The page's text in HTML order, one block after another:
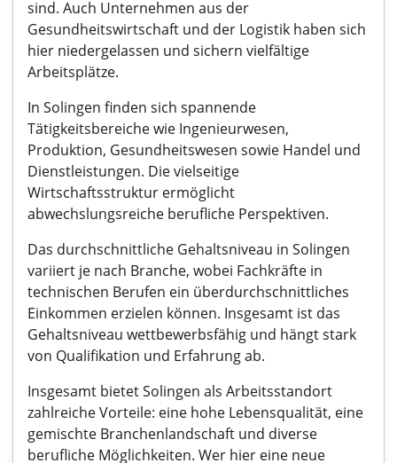
sind. Auch Unternehmen aus der
Gesundheitswirtschaft und der Logistik haben sich
hier niedergelassen und sichern vielfältige
Arbeitsplätze.
In Solingen finden sich spannende
Tätigkeitsbereiche wie Ingenieurwesen,
Produktion, Gesundheitswesen sowie Handel und
Dienstleistungen. Die vielseitige
Wirtschaftsstruktur ermöglicht
abwechslungsreiche berufliche Perspektiven.
Das durchschnittliche Gehaltsniveau in Solingen
variiert je nach Branche, wobei Fachkräfte in
technischen Berufen ein überdurchschnittliches
Einkommen erzielen können. Insgesamt ist das
Gehaltsniveau wettbewerbsfähig und hängt stark
von Qualifikation und Erfahrung ab.
Insgesamt bietet Solingen als Arbeitsstandort
zahlreiche Vorteile: eine hohe Lebensqualität, eine
gemischte Branchenlandschaft und diverse
berufliche Möglichkeiten. Wer hier eine neue